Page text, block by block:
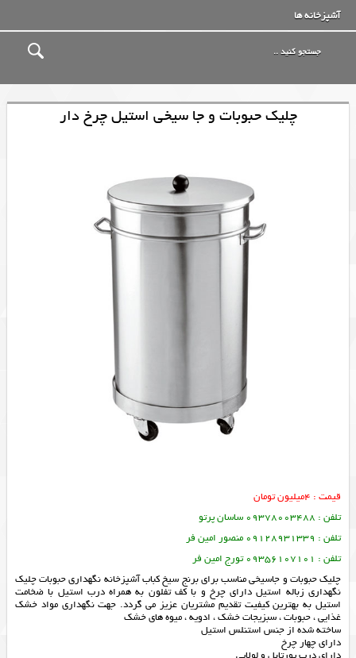
آشپزخانه ها
چلیک حبوبات و جا سیخی استیل چرخ دار
قیمت : 4میلیون تومان
تلفن : 09378003488 ساسان پرتو
تلفن : 09128931339 منصور امین فر
تلفن : 09356107101 تورج امین فر
چلیک حبوبات و جاسیخی مناسب برای برنج سیخ کباب آشپزخانه نگهداری حبوبات چلیک
نگهداری زباله استیل دارای چرخ و با کف تفلون به همراه درب استیل با ضخامت
استیل به بهترین کیفیت تقدیم مشتریان عزیز می گردد. جهت نگهداری مواد خشک
غذایی ، حبوبات ، سبزیجات خشک ، ادویه ، میوه های خشک
ساخته شده از جنس استنلس استیل
دارای چهار چرخ